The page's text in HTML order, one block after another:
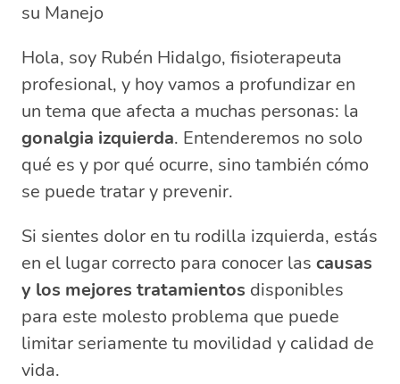
Tratamientos efectivos para la gonalgia
dolor de rodilla
¿Cómo diagnosticar correctamente la
gonalgia?
Recomendaciones para la recuperación
de la gonalgia
Preguntas relacionadas sobre la gonalgia
y su manejo
izquierda?
¿Cómo se trata la gonalgia?
su Manejo
Hola, soy Rubén Hidalgo, fisioterapeuta
profesional, y hoy vamos a profundizar en
un tema que afecta a muchas personas: la
gonalgia izquierda. Entenderemos no solo
qué es y por qué ocurre, sino también cómo
se puede tratar y prevenir.
Si sientes dolor en tu rodilla izquierda, estás
en el lugar correcto para conocer las causas
y los mejores tratamientos disponibles
para este molesto problema que puede
limitar seriamente tu movilidad y calidad de
vida.